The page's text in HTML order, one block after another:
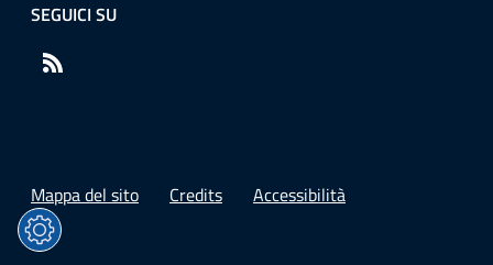
SEGUICI SU
Mappa del sito Credits Accessibilità